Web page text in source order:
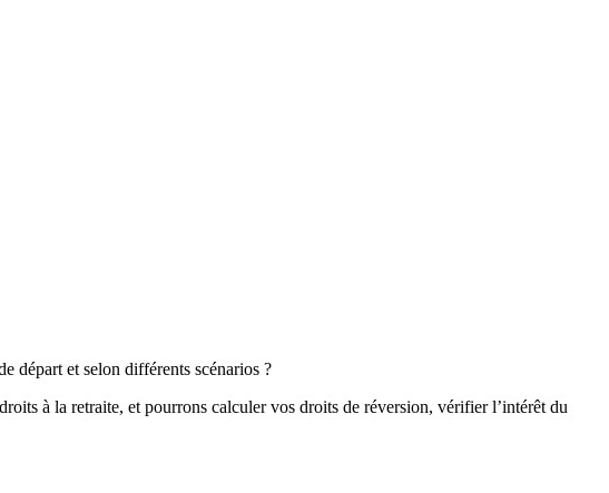
départ et selon différents scénarios ?
à la retraite, et pourrons calculer vos droits de réversion, vérifier l’intérêt du